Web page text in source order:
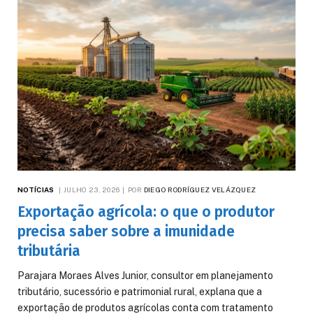
NOTÍCIAS JULHO 23, 2026 POR DIEGO RODRÍGUEZ VELÁZQUEZ
Exportação agrícola: o que o produtor
precisa saber sobre a imunidade
tributária
Parajara Moraes Alves Junior, consultor em planejamento
tributário, sucessório e patrimonial rural, explana que a
exportação de produtos agrícolas conta com tratamento